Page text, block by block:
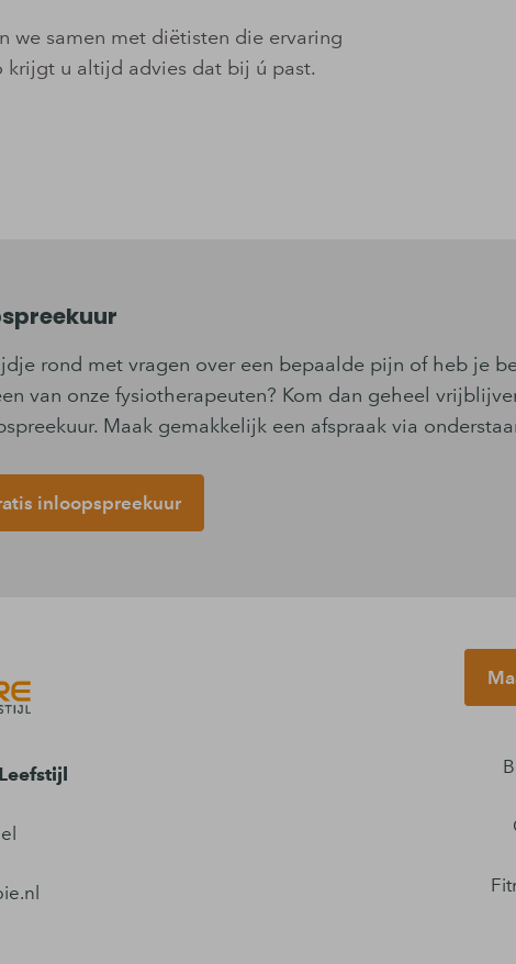
we samen met diëtisten die ervaring
krijgt u altijd advies dat bij ú past.
rond met vragen over een bepaalde pijn of heb je
van onze fysiotherapeuten? Kom dan geheel
Maak gemakkelijk een afspraak via
inloopspreekuur